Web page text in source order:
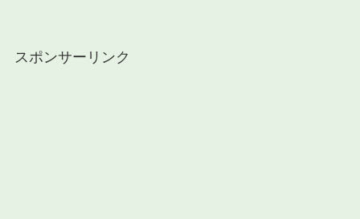
スポンサーリンク